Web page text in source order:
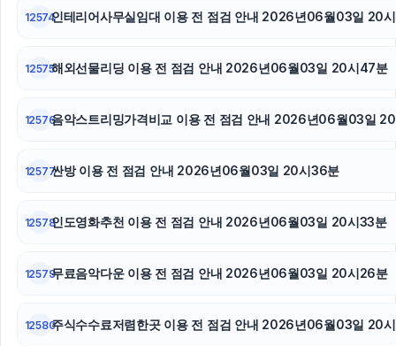
이혼전문변호사
12574인테리어사무실임대 이용 전 점검 안내 2026년06월03일 20
12575해외선물리딩 이용 전 점검 안내 2026년06월03일 20시47분
12576음악스트리밍가격비교 이용 전 점검 안내 2026년06월03일
12577싼방 이용 전 점검 안내 2026년06월03일 20시36분
12578인도영화추천 이용 전 점검 안내 2026년06월03일 20시33분
12579무료음악다운 이용 전 점검 안내 2026년06월03일 20시26분
12580주식수수료저렴한곳 이용 전 점검 안내 2026년06월03일 20